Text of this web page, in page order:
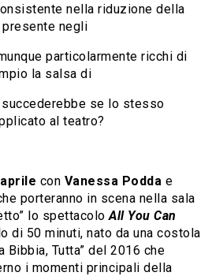
nella riduzione della
presente negli
particolarmente ricchi di
la salsa di
se lo stesso
al teatro?
con Vanessa Podda e
porteranno in scena nella sala
lo spettacolo All You Can
di 50 minuti, nato da una costola
Bibbia, Tutta” del 2016 che
i momenti principali della